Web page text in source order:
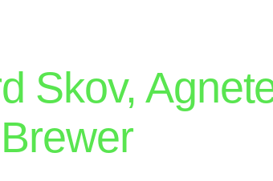
Skov,